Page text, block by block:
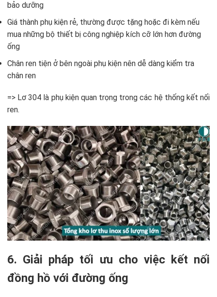
bảo dưỡng
Giá thành phụ kiện rẻ, thường được tặng hoặc đi kèm nếu
mua những bộ thiết bị công nghiệp kích cỡ lớn hơn đường
ống
Chân ren tiện ở bên ngoài phụ kiện nên dễ dàng kiểm tra
chân ren
=> Lơ 304 là phụ kiện quan trọng trong các hệ thống kết nối
ren.
6. Giải pháp tối ưu cho việc kết nối
đồng hồ với đường ống